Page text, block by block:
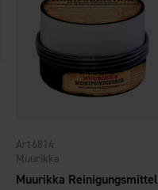
Muurikka Reinigungsmittel
Muurikka
6814